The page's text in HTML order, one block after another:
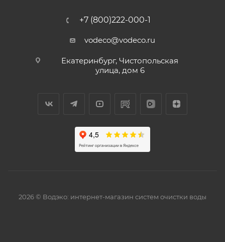
+7 (800)222-000-1
vodeco@vodeco.ru
Екатеринбург, Чистопольская
улица, дом 6
2026 © Водэко: интернет-магазин систем очистки воды